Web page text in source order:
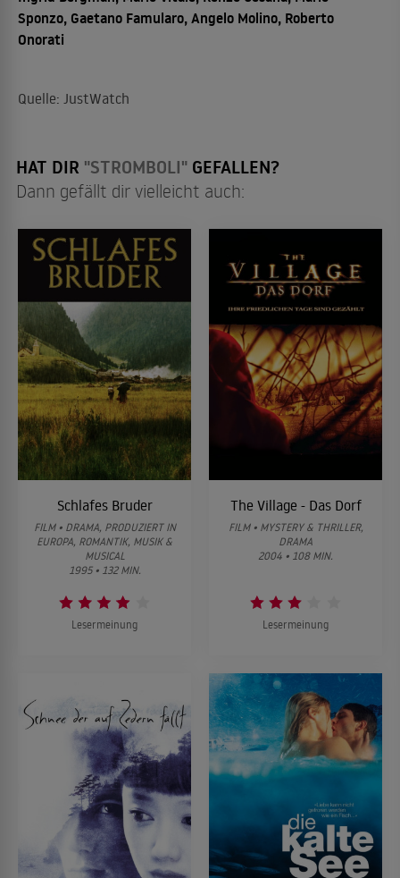
Sponzo, Gaetano Famularo, Angelo Molino, Roberto
Onorati
Quelle: JustWatch
HAT DIR "STROMBOLI" GEFALLEN?
Dann gefällt dir vielleicht auch:
Schlafes Bruder
FILM • DRAMA, PRODUZIERT IN
EUROPA, ROMANTIK, MUSIK &
MUSICAL
1995 • 132 MIN.
Lesermeinung
The Village - Das Dorf
FILM • MYSTERY & THRILLER,
DRAMA
2004 • 108 MIN.
Lesermeinung